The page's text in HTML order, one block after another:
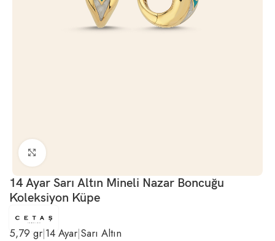
Büyütmek için tıklayın
14 Ayar Sarı Altın Mineli Nazar Boncuğu
Koleksiyon Küpe
5,79 gr|14 Ayar|Sarı Altın